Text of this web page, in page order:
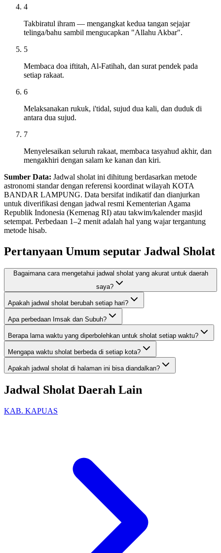
4
Takbiratul ihram — mengangkat kedua tangan sejajar
telinga/bahu sambil mengucapkan "Allahu Akbar".
5
Membaca doa iftitah, Al-Fatihah, dan surat pendek pada
setiap rakaat.
6
Melaksanakan rukuk, i'tidal, sujud dua kali, dan duduk di
antara dua sujud.
7
Menyelesaikan seluruh rakaat, membaca tasyahud akhir, dan
mengakhiri dengan salam ke kanan dan kiri.
Sumber Data: Jadwal sholat ini dihitung berdasarkan metode
astronomi standar dengan referensi koordinat wilayah KOTA
BANDAR LAMPUNG. Data bersifat indikatif dan dianjurkan
untuk diverifikasi dengan jadwal resmi Kementerian Agama
Republik Indonesia (Kemenag RI) atau takwim/kalender masjid
setempat. Perbedaan 1–2 menit adalah hal yang wajar tergantung
metode hisab.
Pertanyaan Umum seputar Jadwal Sholat
Bagaimana cara mengetahui jadwal sholat yang akurat untuk daerah
saya?
Apakah jadwal sholat berubah setiap hari?
Apa perbedaan Imsak dan Subuh?
Berapa lama waktu yang diperbolehkan untuk sholat setiap waktu?
Mengapa waktu sholat berbeda di setiap kota?
Apakah jadwal sholat di halaman ini bisa diandalkan?
Jadwal Sholat Daerah Lain
KAB. KAPUAS